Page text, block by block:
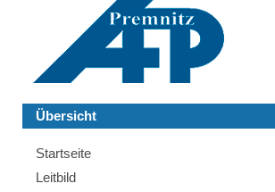
Übersicht
Navigation
Startseite
Leitbild